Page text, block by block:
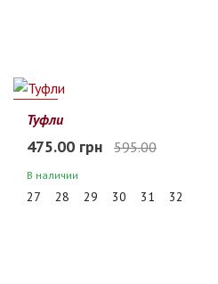
20%
Туфли
475.00 грн 595.00
В наличии
27 28 29 30 31 32